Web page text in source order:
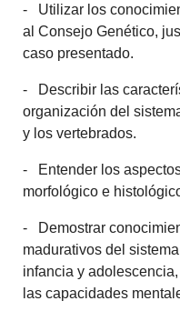
- Utilizar los
al Consejo Genético,
caso presentado.
- Describir las
organización del
y los vertebrados.
- Entender los
morfológico e
- Demostrar
madurativos del
infancia y
las capacidades